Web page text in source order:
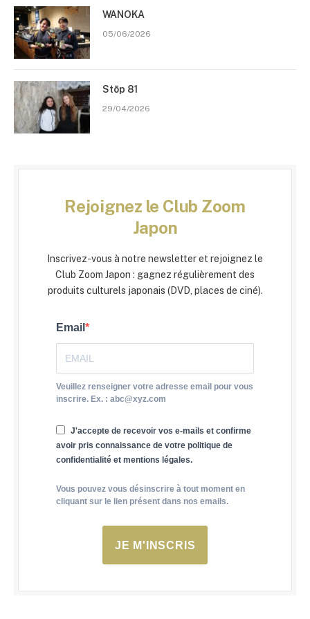
WANOKA
05/06/2026
Stōp 81
29/04/2026
Rejoignez le Club Zoom
Japon
Inscrivez-vous à notre newsletter et rejoignez le
Club Zoom Japon : gagnez régulièrement des
produits culturels japonais (DVD, places de ciné).
Email
Veuillez renseigner votre adresse email pour vous
inscrire. Ex. : abc@xyz.com
J'accepte de recevoir vos e-mails et confirme
avoir pris connaissance de votre politique de
confidentialité et mentions légales.
Vous pouvez vous désinscrire à tout moment en
cliquant sur le lien présent dans nos emails.
JE M'INSCRIS